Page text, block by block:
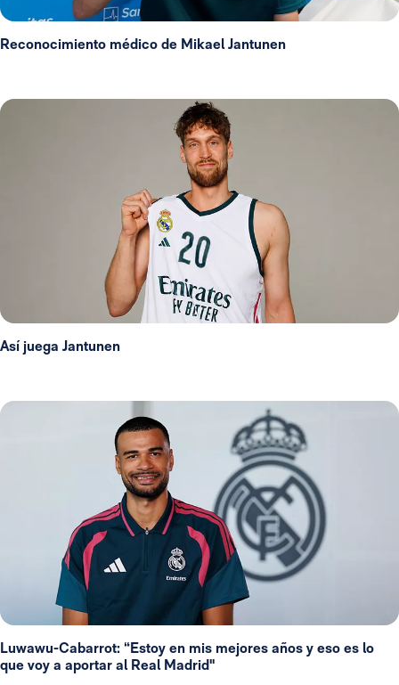
Reconocimiento médico de Mikael Jantunen
Así juega Jantunen
Luwawu-Cabarrot: “Estoy en mis mejores años y eso es lo
que voy a aportar al Real Madrid"